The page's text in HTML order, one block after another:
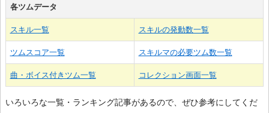
各ツムデータ
スキル一覧 スキルの発動数一覧
ツムスコア一覧 スキルマの必要ツム数一覧
曲・ボイス付きツム一覧 コレクション画面一覧
いろいろな一覧・ランキング記事があるので、ぜひ参考にしてくだ